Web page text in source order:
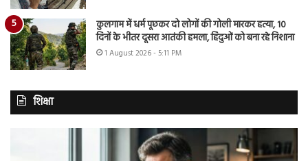
कुलगाम में धर्म पूछकर दो लोगों की गोली मारकर हत्या, 10
दिनों के भीतर दूसरा आतंकी हमला, हिंदुओं को बना रहे निशाना
1 August 2026 - 5:11 PM
शिक्षा